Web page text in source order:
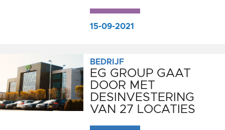
15-09-2021
BEDRIJF
EG GROUP GAAT
DOOR MET
DESINVESTERING
VAN 27 LOCATIES